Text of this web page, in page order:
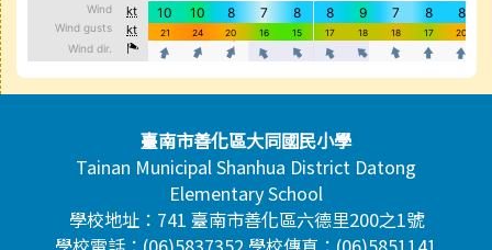
頁尾區域內容臺南市善化區大同國民小學
Tainan Municipal Shanhua District Datong
Elementary School
學校地址：741 臺南市善化區六德里200之1號